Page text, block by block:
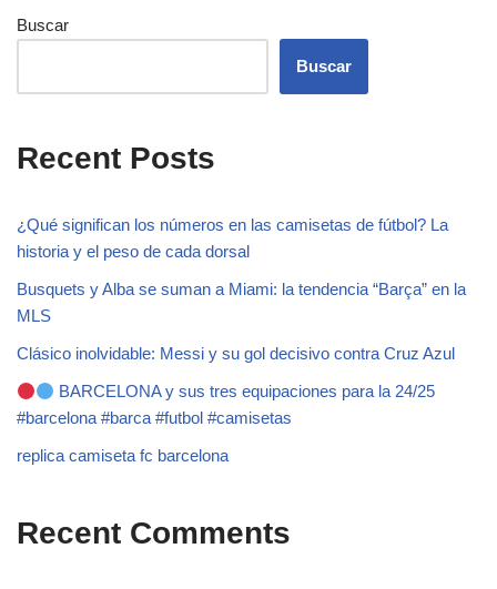
Buscar
Buscar
Recent Posts
¿Qué significan los números en las camisetas de fútbol? La
historia y el peso de cada dorsal
Busquets y Alba se suman a Miami: la tendencia “Barça” en la
MLS
Clásico inolvidable: Messi y su gol decisivo contra Cruz Azul
BARCELONA y sus tres equipaciones para la 24/25
#barcelona #barca #futbol #camisetas
replica camiseta fc barcelona
Recent Comments